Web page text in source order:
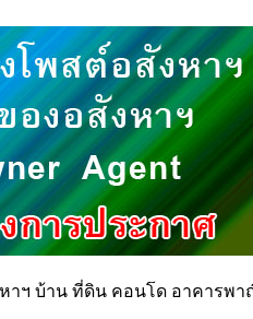
าฯ บ้าน ที่ดิน คอนโด อาคารพ